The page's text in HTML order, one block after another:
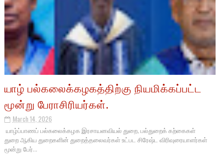
யாழ் பல்கலைக்கழகத்திற்கு நியமிக்கப்பட்ட
மூன்று பேராசிரியர்கள்.
March 14, 2026
யாழ்ப்பாணப் பல்கலைக்கழக இரசாயனவியல் துறை, பல்துறைக் கற்கைகள்
துறை ஆகிய துறைகளின் துறைத்தலைவர்கள் உட்பட சிரேஷ்ட விரிவுரையாளர்கள்
மூன்று பேர்...